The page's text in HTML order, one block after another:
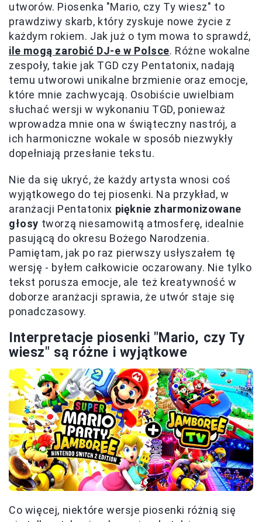
utworów. Piosenka "Mario, czy Ty wiesz" to
prawdziwy skarb, który zyskuje nowe życie z
każdym rokiem. Jak już o tym mowa to sprawdź,
ile mogą zarobić DJ-e w Polsce. Różne wokalne
zespoły, takie jak TGD czy Pentatonix, nadają
temu utworowi unikalne brzmienie oraz emocje,
które mnie zachwycają. Osobiście uwielbiam
słuchać wersji w wykonaniu TGD, ponieważ
wprowadza mnie ona w świąteczny nastrój, a
ich harmoniczne wokale w sposób niezwykły
dopełniają przesłanie tekstu.
Nie da się ukryć, że każdy artysta wnosi coś
wyjątkowego do tej piosenki. Na przykład, w
aranżacji Pentatonix pięknie zharmonizowane
głosy tworzą niesamowitą atmosferę, idealnie
pasującą do okresu Bożego Narodzenia.
Pamiętam, jak po raz pierwszy usłyszałem tę
wersję - byłem całkowicie oczarowany. Nie tylko
tekst porusza emocje, ale też kreatywność w
doborze aranżacji sprawia, że utwór staje się
ponadczasowy.
Interpretacje piosenki "Mario, czy Ty
wiesz" są różne i wyjątkowe
Co więcej, niektóre wersje piosenki różnią się